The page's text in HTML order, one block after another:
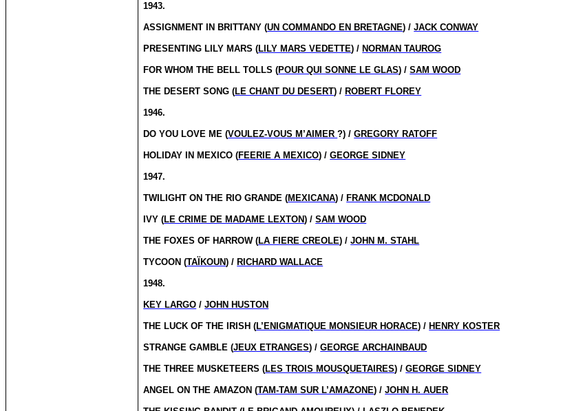
1943.
ASSIGNMENT IN BRITTANY (UN COMMANDO EN BRETAGNE) /JACK CONWAY
PRESENTING LILY MARS (LILY MARS VEDETTE) / NORMAN TAUROG
FOR WHOM THE BELL TOLLS (POUR QUI SONNE LE GLAS) /SAM WOOD
THE DESERT SONG (LE CHANT DU DESERT) / ROBERT FLOREY
1946.
DO YOU LOVE ME (VOULEZ-VOUS M’AIMER?) /GREGORY RATOFF
HOLIDAY IN MEXICO (FEERIE A MEXICO) /GEORGE SIDNEY
1947.
TWILIGHT ON THE RIO GRANDE (MEXICANA) / FRANK MCDONALD
IVY (LE CRIME DE MADAME LEXTON) /SAM WOOD
THE FOXES OF HARROW (LA FIERE CREOLE) /JOHN M. STAHL
TYCOON (TAÏKOUN) / RICHARD WALLACE
1948.
KEY LARGO /JOHN HUSTON
THE LUCK OF THE IRISH (L’ENIGMATIQUE MONSIEUR HORACE) / HENRY KOSTER
STRANGE GAMBLE (JEUX ETRANGES) /GEORGE ARCHAINBAUD
THE THREE MUSKETEERS (LES TROIS MOUSQUETAIRES) /GEORGE SIDNEY
ANGEL ON THE AMAZON (TAM-TAM SUR L’AMAZONE) /JOHN H. AUER